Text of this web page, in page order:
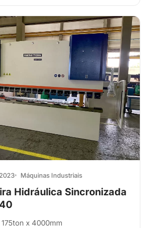
Máquinas Industriais
Hidráulica Sincronizada
x 4000mm